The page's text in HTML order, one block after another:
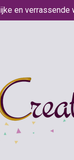
en verrassende